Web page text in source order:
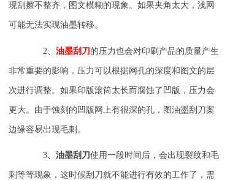
现刮擦不整齐，图文模糊的现象。如果夹角太大，浅网
可能无法实现油墨转移。
2、 油墨刮刀 的压力也会对印刷产品的质量产生
非常重要的影响，压力可以根据网孔的深度和图文的层
次进行调整。如果印版滚筒太长而腐蚀了凹版，压力会
更大。由于蚀刻的凹版网上有很深的孔，图油墨刮刀案
边缘容易出现毛刺。
3、 油墨刮刀使用一段时间后，会出现裂纹和毛
刺等等现象，这时候刮刀就不能进行有效的工作了，需